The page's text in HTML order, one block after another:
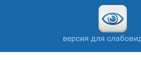
версия для